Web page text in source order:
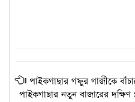
পাইকগাছার গফুর গাজীকে
পাইকগাছার নতুন বাজারের দক্ষিণ